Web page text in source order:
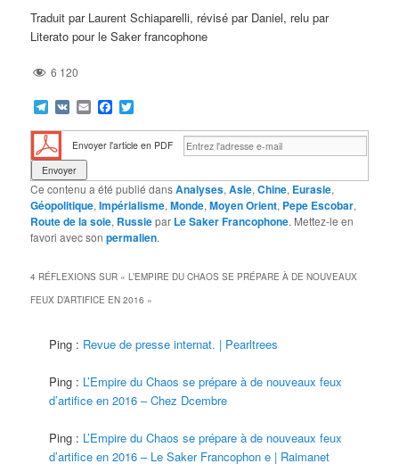
Traduit par Laurent Schiaparelli, révisé par Daniel, relu par
Literato pour le Saker francophone
6 120
Telegram
VK EmailFacebook
Envoyer l'article en PDF
Ce contenu a été publié dansAnalyses,Asie,Chine, Eurasie,
Géopolitique,Impérialisme,Monde,Moyen Orient, Pepe Escobar,
Route de la soie, Russiepar Le Saker Francophone. Mettez-le en
favori avec sonpermalien.
4 RÉFLEXIONS SUR «L’EMPIRE DU CHAOS SE PRÉPARE À DE NOUVEAUX
FEUX D’ARTIFICE EN 2016 »
Ping : Revue de presse internat. | Pearltrees
Ping : L’Empire du Chaos se prépare à de nouveaux feux
d’artifice en 2016 – Chez Dcembre
Ping : L’Empire du Chaos se prépare à de nouveaux feux
d’artifice en 2016 – Le Saker Francophon e | Raimanet